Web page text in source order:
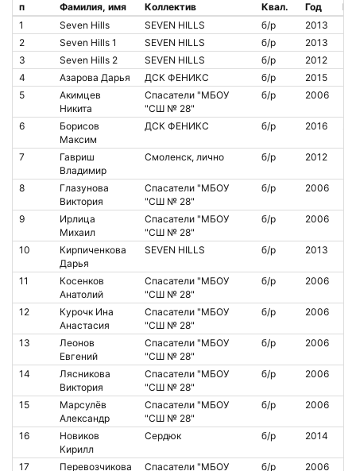
п
Фамилия, имя Коллектив Квал. Год
№
1
Seven Hills SEVEN HILLS б/р
2013
2
Seven Hills 1 SEVEN HILLS б/р
2013
3
Seven Hills 2 SEVEN HILLS б/р
2012
4
Азарова Дарья ДСК ФЕНИКС б/р
2015
5
Акимцев
Никита
Спасатели "МБОУ
"СШ № 28"
б/р 2006
6
Борисов
Максим
ДСК ФЕНИКС б/р 2016
7
Гавриш
Владимир
Смоленск, лично б/р 2012
8
Глазунова
Виктория
Спасатели "МБОУ
"СШ № 28"
б/р 2006
9
Ирлица
Михаил
Спасатели "МБОУ
"СШ № 28"
б/р 2006
10
Кирпиченкова
Дарья
SEVEN HILLS б/р 2013
11
Косенков
Анатолий
Спасатели "МБОУ
"СШ № 28"
б/р 2006
12
Курочк Ина
Анастасия
Спасатели "МБОУ
"СШ № 28"
б/р 2006
13
Леонов
Евгений
Спасатели "МБОУ
"СШ № 28"
б/р 2006
14
Лясникова
Виктория
Спасатели "МБОУ
"СШ № 28"
б/р 2006
15
Марсулёв
Александр
Спасатели "МБОУ
"СШ № 28"
б/р 2006
16
Новиков
Кирилл
Сердюк б/р 2014
17
Перевозчикова
Спасатели "МБОУ
б/р 2006